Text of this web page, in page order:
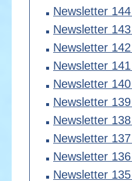
Newsletter
Newsletter
Newsletter
Newsletter
Newsletter
Newsletter
Newsletter
Newsletter
Newsletter
Newsletter